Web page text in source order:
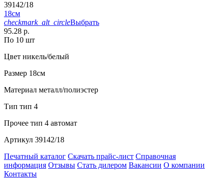
39142/18
18см
checkmark_alt_circleВыбрать
95.28 р.
По 10 шт
Цвет никель/белый
Размер 18см
Материал металл/полиэстер
Тип тип 4
Прочее тип 4 автомат
Артикул 39142/18
Печатный каталог Скачать прайс-лист Справочная
информация Отзывы Стать дилером Вакансии О компании
Контакты